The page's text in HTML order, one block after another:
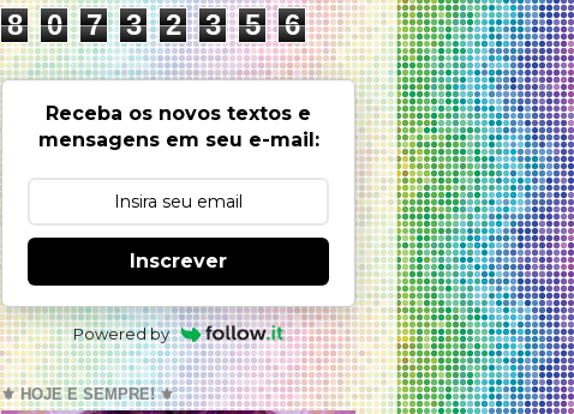
8 0 7 3 2 3 5 6
Receba os novos textos e
mensagens em seu e-mail:
Inscrever
Powered by
⚜️ HOJE E SEMPRE! ⚜️